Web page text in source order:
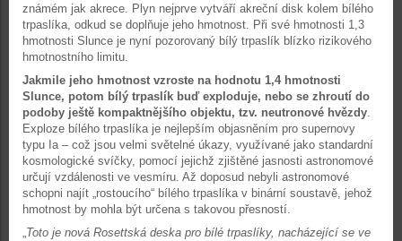
známém jak akrece. Plyn nejprve vytváří akreční disk kolem bílého
trpaslíka, odkud se doplňuje jeho hmotnost. Při své hmotnosti 1,3
hmotnosti Slunce je nyní pozorovaný bílý trpaslík blízko rizikového
hmotnostního limitu.
Jakmile jeho hmotnost vzroste na hodnotu 1,4 hmotnosti
Slunce, potom bílý trpaslík buď exploduje, nebo se zhroutí do
podoby ještě kompaktnějšího objektu, tzv. neutronové hvězdy.
Exploze bílého trpaslíka je nejlepším objasněním pro supernovy
typu Ia – což jsou velmi světelné úkazy, využívané jako standardní
kosmologické svíčky, pomocí jejichž zjištěné jasnosti astronomové
určují vzdálenosti ve vesmíru. Až doposud nebyli astronomové
schopni najít „rostoucího“ bílého trpaslíka v binární soustavě, jehož
hmotnost by mohla být určena s takovou přesností.
„Toto je nová Rosettská deska pro bílé trpaslíky, nacházející se ve